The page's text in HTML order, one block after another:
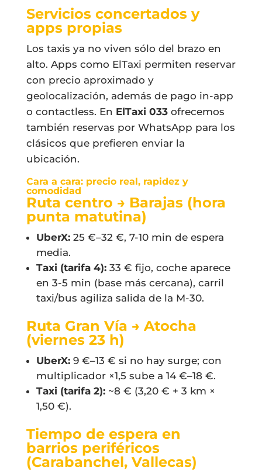
Servicios concertados y
apps propias
Los taxis ya no viven sólo del brazo en
alto. Apps como ElTaxi permiten reservar
con precio aproximado y
geolocalización, además de pago in-app
o contactless. En ElTaxi 033ofrecemos
también reservas por WhatsApp para los
clásicos que prefieren enviar la
ubicación.
Cara a cara: precio real, rapidez y
comodidad
Ruta centro → Barajas (hora
punta matutina)
UberX:25 €–32 €, 7-10 min de espera
media.
Taxi (tarifa 4):33 € fijo, coche aparece
en 3-5 min (base más cercana), carril
taxi/bus agiliza salida de la M-30.
Ruta Gran Vía → Atocha
(viernes 23 h)
UberX:9 €–13 € si no hay surge; con
multiplicador ×1,5 sube a 14 €–18 €.
Taxi (tarifa 2):~8 € (3,20 € + 3 km ×
1,50 €).
Tiempo de espera en
barrios periféricos
(Carabanchel, Vallecas)